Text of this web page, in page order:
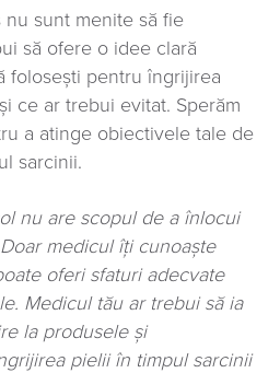
nu sunt menite să fie
să ofere o idee clară
folosești pentru îngrijirea
ce ar trebui evitat. Sperăm
a atinge obiectivele tale de
sarcinii.
nu are scopul de a înlocui
medicul îți cunoaște
oferi sfaturi adecvate
Medicul tău ar trebui să ia
la produsele și
pielii în timpul sarcinii